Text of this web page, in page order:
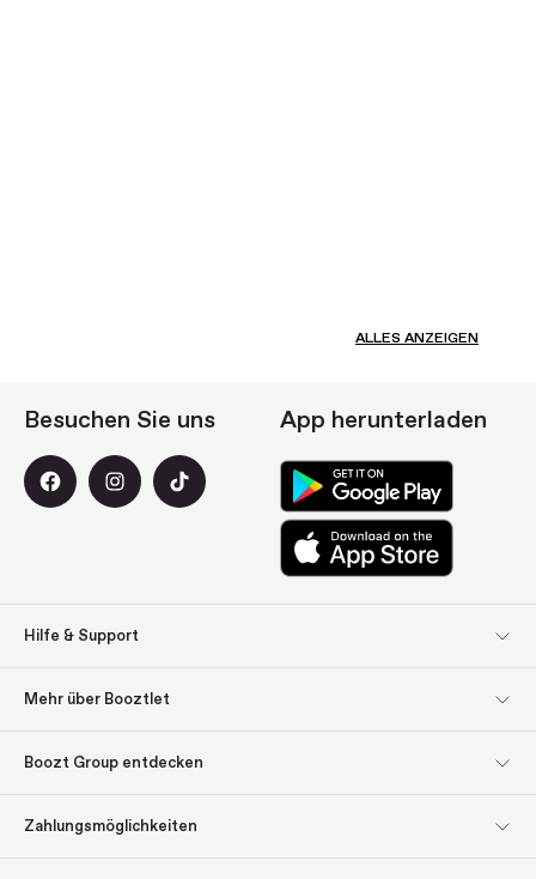
ALLES ANZEIGEN
Hilfe & Support
Mehr über Booztlet
Newsletter
Boozt Group entdecken
Besuchen Sie uns App herunterladen
Zahlungsmöglichkeiten